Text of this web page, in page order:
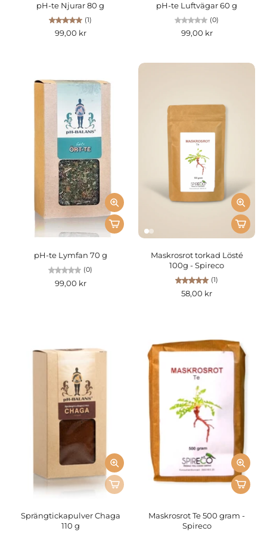
pH-te Njurar 80 g
(1)
99,00 kr
pH-te Luftvägar 60 g
(0)
99,00 kr
pH-te Lymfan 70 g
(0)
99,00 kr
Maskrosrot torkad Lösté
100g - Spireco
(1)
58,00 kr
Sprängtickapulver Chaga
110 g
Maskrosrot Te 500 gram -
Spireco